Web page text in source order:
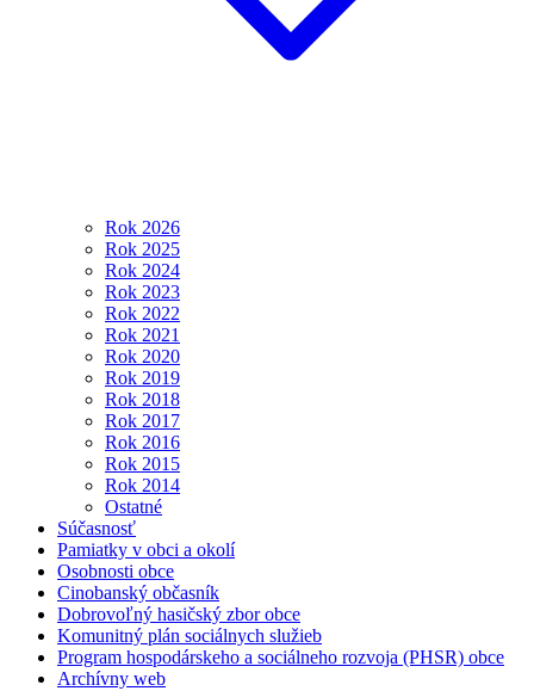
Rok 2026
Rok 2025
Rok 2024
Rok 2023
Rok 2022
Rok 2021
Rok 2020
Rok 2019
Rok 2018
Rok 2017
Rok 2016
Rok 2015
Rok 2014
Ostatné
Súčasnosť
Pamiatky v obci a okolí
Osobnosti obce
Cinobanský občasník
Dobrovoľný hasičský zbor obce
Komunitný plán sociálnych služieb
Program hospodárskeho a sociálneho rozvoja (PHSR) obce
Archívny web